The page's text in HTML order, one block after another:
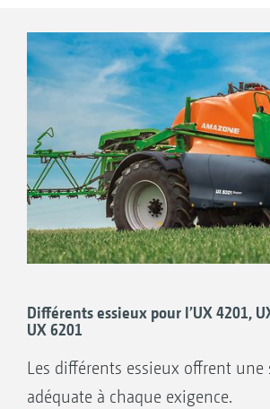
Différents essieux pour l’UX 4201,
UX 6201
Les différents essieux offrent
adéquate à chaque exigence.